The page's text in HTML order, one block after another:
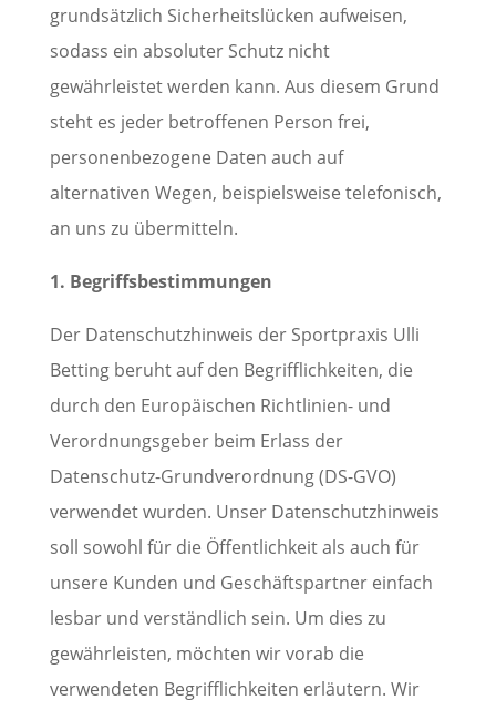
grundsätzlich Sicherheitslücken aufweisen,
sodass ein absoluter Schutz nicht
gewährleistet werden kann. Aus diesem Grund
steht es jeder betroffenen Person frei,
personenbezogene Daten auch auf
alternativen Wegen, beispielsweise telefonisch,
an uns zu übermitteln.
1. Begriffsbestimmungen
Der Datenschutzhinweis der Sportpraxis Ulli
Betting beruht auf den Begrifflichkeiten, die
durch den Europäischen Richtlinien- und
Verordnungsgeber beim Erlass der
Datenschutz-Grundverordnung (DS-GVO)
verwendet wurden. Unser Datenschutzhinweis
soll sowohl für die Öffentlichkeit als auch für
unsere Kunden und Geschäftspartner einfach
lesbar und verständlich sein. Um dies zu
gewährleisten, möchten wir vorab die
verwendeten Begrifflichkeiten erläutern. Wir